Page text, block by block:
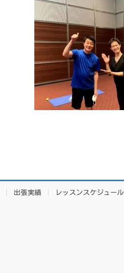
出張実績 レッスンスケジュール